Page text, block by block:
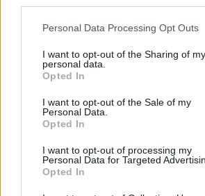
Please note that this website/app uses
not limited to your visit or usage
grant or deny consent to Google and its
use your data for below specified
consent section.
Personal Data Processing Opt Outs
I want to opt-out of the Sharing of my
personal data.
Opted In
I want to opt-out of the Sale of my
Personal Data.
Opted In
I want to opt-out of processing my
Personal Data for Targeted
Opted In
Bolond!«, Ravel így szól egyik barátjához:
megértette!” A Ránki házaspár azonban
egyetlen hangszer és négy kéz is képes
ismétlődő dallam is új értelmet nyer.
A „csúnya” ‒ Debussy, az
francia örömzene